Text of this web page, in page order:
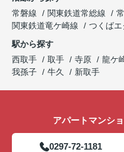
常磐線
関東鉄道常総線
関東鉄道竜ケ崎線
つくばエ
駅から探す
西取手
取手 寺原 龍ケ
我孫子
牛久 新取手
アパートマンシ
0297-72-1181